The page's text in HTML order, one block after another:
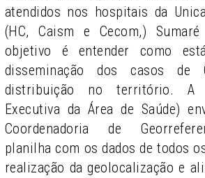
atendidos nos hospitais da
(HC, Caism e Cecom,)
objetivo é entender como
disseminação dos casos de
distribuição no território. A
Executiva da Área de Saúde)
Coordenadoria de
planilha com os dados de todos
realização da geolocalização e